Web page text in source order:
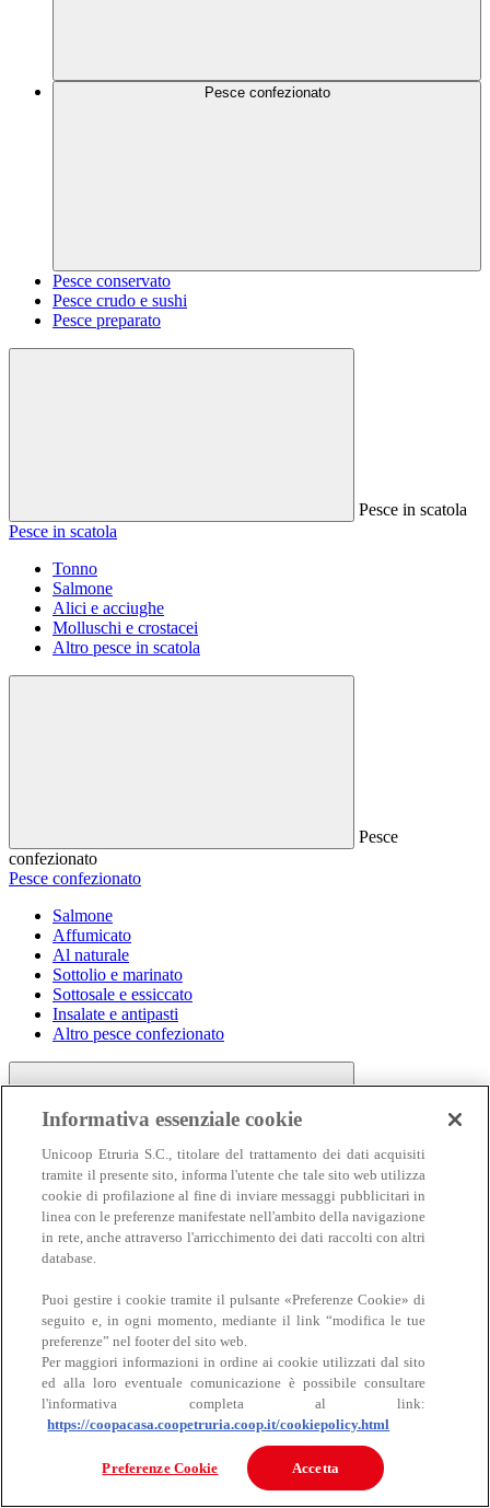
Pesce confezionato
Pesce conservato
Pesce crudo e sushi
Pesce preparato
Pesce in scatola
Pesce in scatola
Tonno
Salmone
Alici e acciughe
Molluschi e crostacei
Altro pesce in scatola
Pesce
confezionato
Pesce confezionato
Salmone
Affumicato
Al naturale
Sottolio e marinato
Sottosale e essiccato
Insalate e antipasti
Altro pesce confezionato
Carne
Carne
Bovino
Informativa essenziale cookie
Unicoop Etruria S.C., titolare del trattamento dei dati acquisiti
tramite il presente sito, informa l'utente che tale sito web utilizza
cookie di profilazione al fine di inviare messaggi pubblicitari in
linea con le preferenze manifestate nell'ambito della navigazione
in rete, anche attraverso l'arricchimento dei dati raccolti con altri
database.
Puoi gestire i cookie tramite il pulsante «Preferenze Cookie» di
seguito e, in ogni momento, mediante il link “modifica le tue
preferenze” nel footer del sito web.
Per maggiori informazioni in ordine ai cookie utilizzati dal sito
ed alla loro eventuale comunicazione è possibile consultare
l'informativa completa al link:
https://coopacasa.coopetruria.coop.it/cookiepolicy.html
Preferenze Cookie Accetta